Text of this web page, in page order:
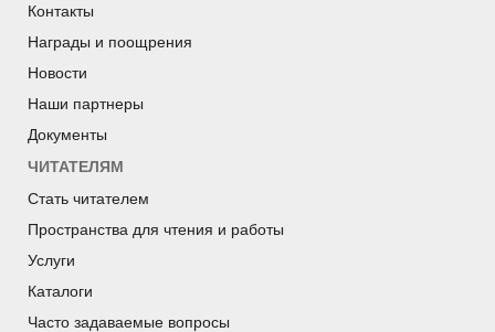
Контакты
Награды и поощрения
Новости
Наши партнеры
Документы
ЧИТАТЕЛЯМ
Стать читателем
Пространства для чтения и работы
Услуги
Каталоги
Часто задаваемые вопросы